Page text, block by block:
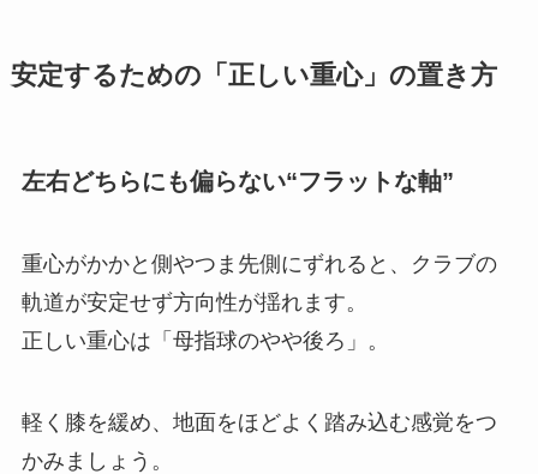
安定するための「正しい重心」の置き方
左右どちらにも偏らない“フラットな軸”
重心がかかと側やつま先側にずれると、クラブの
軌道が安定せず方向性が揺れます。
正しい重心は「母指球のやや後ろ」。
軽く膝を緩め、地面をほどよく踏み込む感覚をつ
かみましょう。